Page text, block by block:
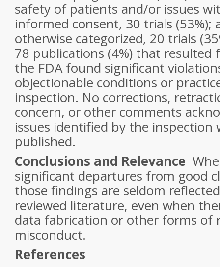
safety of patients and/or issues
informed consent, 30 trials (53%);
otherwise categorized, 20 trials
78 publications (4%) that resulted
the FDA found significant
objectionable conditions or
inspection. No corrections,
concern, or other comments
issues identified by the inspection
published.
Conclusions and Relevance
significant departures from good
those findings are seldom
reviewed literature, even when
data fabrication or other forms of
misconduct.
References